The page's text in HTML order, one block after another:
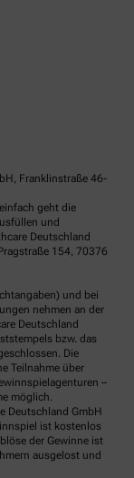
Franklinstraße 46-
geht die
und
Deutschland
154, 70376
und bei
nehmen an der
Deutschland
bzw. das
Die
Teilnahme über
–
möglich.
Deutschland GmbH
ist kostenlos
der Gewinne ist
ausgelost und